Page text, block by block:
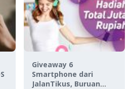
Giveaway 6
Smartphone dari
JalanTikus, Buruan